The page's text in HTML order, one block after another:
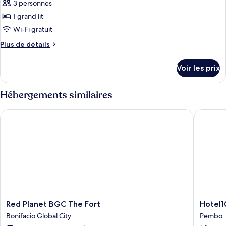
Apartment
Business
City
Apartment
les
photos
pour
ce
chambre :
Premium
2-
bed
3 personnes
1 grand lit
Wi-Fi gratuit
Plus de détails
Plus
le
type
de
chambre
Premium
Voir les prix
Hébergements similaires
Red
Planet
BGC
Red Planet BGC The Fort
Bonifacio Global City
Red Planet BGC The Fort
Hotel101
-
Fort
Pembo